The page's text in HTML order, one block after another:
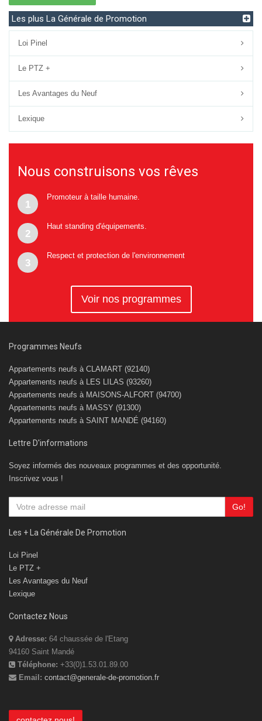
Les plus La Générale de Promotion
Loi Pinel
Le PTZ +
Les Avantages du Neuf
Lexique
Nous construisons vos rêves
1
Promoteur à taille humaine.
2
Haut standing d'équipements.
3
Respect et protection de l'environnement
Voir nos programmes
Programmes Neufs
Appartements neufs à CLAMART (92140)
Appartements neufs à LES LILAS (93260)
Appartements neufs à MAISONS-ALFORT (94700)
Appartements neufs à MASSY (91300)
Appartements neufs à SAINT MANDÉ (94160)
Lettre D'informations
Soyez informés des nouveaux programmes et des opportunité.
Inscrivez vous !
Go!
Les + La Générale De Promotion
Loi Pinel
Le PTZ +
Les Avantages du Neuf
Lexique
Contactez Nous
Adresse: 64 chaussée de l'Etang
94160 Saint Mandé
Téléphone: +33(0)1.53.01.89.00
Email: contact@generale-de-promotion.fr